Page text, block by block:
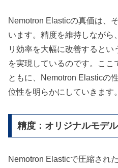
Nemotron Elasticの真価は、
います。精度を維持しながら
リ効率を大幅に改善するとい
を実現しているのです。ここ
ともに、Nemotron Elasticの
位性を明らかにしていきます。
精度：オリジナルモデ
Nemotron Elasticで圧縮され